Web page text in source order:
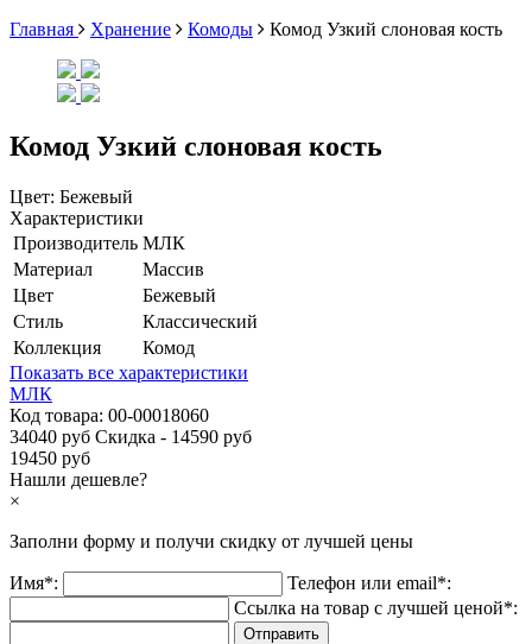
Главная
Хранение Комоды Комод Узкий слоновая кость
Комод Узкий слоновая кость
Цвет: Бежевый
Характеристики
Производитель МЛК
Материал
Массив
Цвет
Бежевый
Стиль
Классический
Коллекция
Комод
Показать все характеристики
МЛК
Код товара: 00-00018060
34040 руб Скидка - 14590 руб
19450 руб
Нашли дешевле?
×
Заполни форму и получи скидку от лучшей цены
Имя*:
Телефон или email*:
Ссылка на товар с лучшей ценой*: